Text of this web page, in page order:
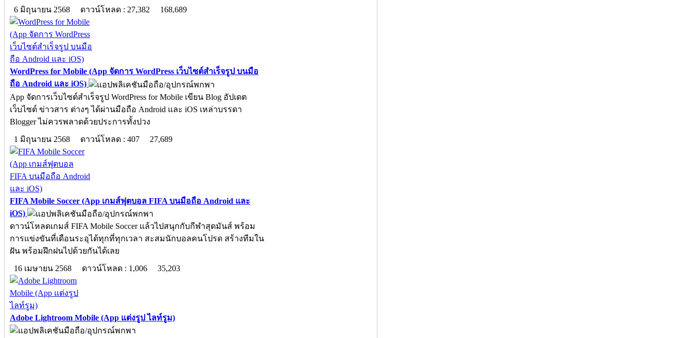
6 มิถุนายน 2568
ดาวน์โหลด : 27,382 168,689
WordPress for Mobile (App จัดการ WordPress เว็บไซต์สำเร็จรูป บนมือ
ถือ Android และ iOS)
App จัดการเว็บไซต์สำเร็จรูป WordPress for Mobile เขียน Blog อัปเดต
เว็บไซต์ ข่าวสาร ต่างๆ ได้ผ่านมือถือ Android และ iOS เหล่าบรรดา
Blogger ไม่ควรพลาดด้วยประการทั้งปวง
1 มิถุนายน 2568
ดาวน์โหลด : 407 27,689
FIFA Mobile Soccer (App เกมส์ฟุตบอล FIFA บนมือถือ Android และ
iOS)
ดาวน์โหลดเกมส์ FIFA Mobile Soccer แล้วไปสนุกกับกีฬาสุดมันส์ พร้อม
การแข่งขันที่เดือนระอุได้ทุกที่ทุกเวลา สะสมนักบอลคนโปรด สร้างทีมใน
ฝัน พร้อมฝึกฝนไปด้วยกันได้เลย
16 เมษายน 2568
ดาวน์โหลด : 1,006 35,203
Adobe Lightroom Mobile (App แต่งรูป ไลท์รูม)